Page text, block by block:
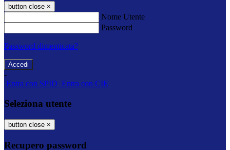
button close ×
Nome Utente
Password
Password dimenticata?
-
Entra con SPID Entra con CIE
Seleziona utente
button close ×
Recupero password